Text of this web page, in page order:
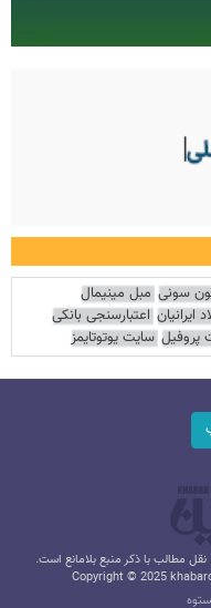
سونی مبل مینیمال
اعتبارسنجی بانکی
پروفیل سایت یوتوتایمز
مطالب با ذکر منبع بلامانع است.
Copyright © 2025